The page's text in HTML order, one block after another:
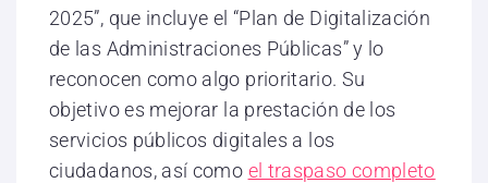
2025”, que incluye el “Plan de Digitalización
de las Administraciones Públicas” y lo
reconocen como algo prioritario. Su
objetivo es mejorar la prestación de los
servicios públicos digitales a los
ciudadanos, así como el traspaso completo